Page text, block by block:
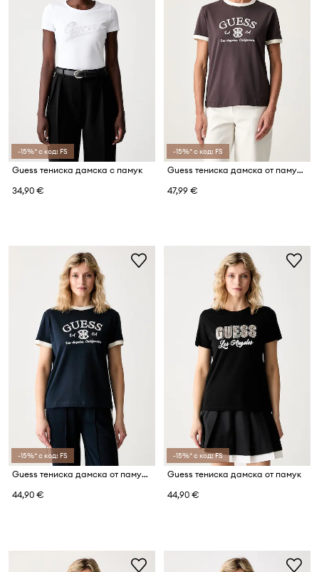
-15%* с код: FS
Guess тениска дамска с памук
34,90 €
-15%* с код: FS
Guess тениска дамска от памук с еластан HOSHI
47,99 €
-15%* с код: FS
Guess тениска дамска от памук с еластан HOSHI
44,90 €
-15%* с код: FS
Guess тениска дамска от памук
44,90 €